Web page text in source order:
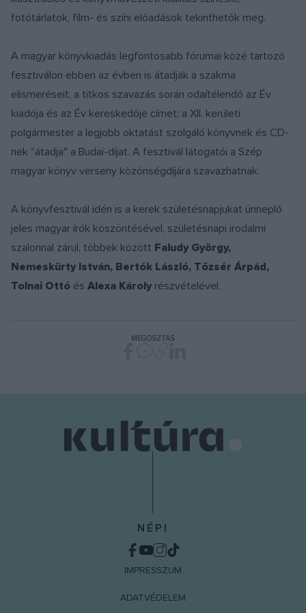
fotótárlatok, film- és színi előadások tekinthetők meg.
A magyar könyvkiadás legfontosabb fórumai közé tartozó
fesztiválon ebben az évben is átadják a szakma
elismeréseit, a titkos szavazás során odaítélendő az Év
kiadója és az Év kereskedője címet; a XII. kerületi
polgármester a legjobb oktatást szolgáló könyvnek és CD-
nek "átadja" a Budai-díjat. A fesztivál látogatói a Szép
magyar könyv verseny közönségdíjára szavazhatnak.
A könyvfesztivál idén is a kerek születésnapjukat ünneplő
jeles magyar írók köszöntésével, születésnapi irodalmi
szalonnal zárul, többek között Faludy György,
Nemeskürty István, Bertók László, Tőzsér Árpád,
Tolnai Ottó és Alexa Károly részvételével.
MEGOSZTÁS
NÉPI
IMPRESSZUM
ADATVÉDELEM